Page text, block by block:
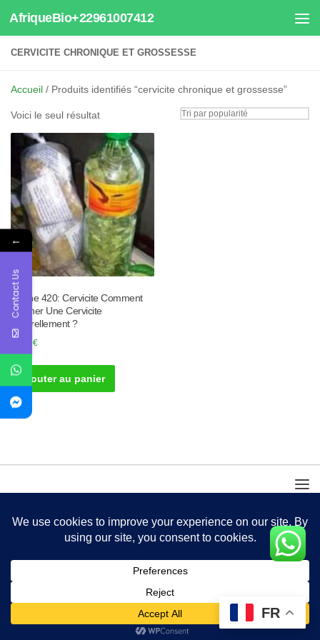
Au dessous du contenu
AfriqueBio+22961007412
CERVICITE CHRONIQUE ET GROSSESSE
Accueil / Produits identifiés “cervicite chronique et grossesse”
Voici le seul résultat
Tisane 420: Cervicite Comment
Soigner Une Cervicite
Naturellement ?
40.00€
Ajouter au panier
FR
←
Contact Us